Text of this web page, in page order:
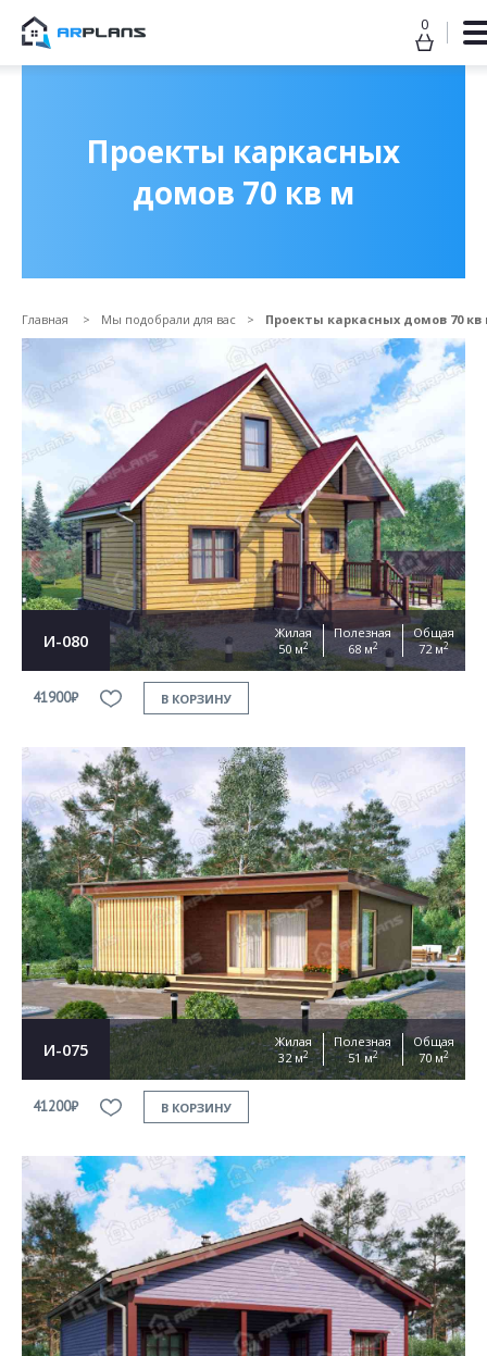
0
Проекты каркасных
домов 70 кв м
Главная Мы подобрали для вас Проекты каркасных домов 70 кв
И-080
Жилая
50 м2
Полезная
68 м2
Общая
72 м2
41900₽ В КОРЗИНУ
И-075
Жилая
32 м2
Полезная
51 м2
Общая
70 м2
41200₽ В КОРЗИНУ
Прикрепить файл
Согласен на обработку персональных данных
This site is protected by reCAPTCHA and the Google Privacy Policyand Terms of Service
ОТПРАВИТЬ
Продолжить покупки